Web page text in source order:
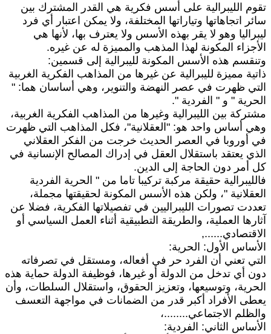
الليبرالية على أسس فكرية هي القدر المشترك بين
اتجاهاتها وتياراتها المختلفة، ولا يمكن اعتبار أي فرد
وهو لا يقر بهذه الأسس ولا يعترف بها، لأنها هي
المكونة لهذا المذهب والمميزة له عن غيره.
هذه الأسس المكونة لليبرالية إلى قسمين:
مميزة لليبرالية عن غيرها من المذاهب الفكرية الغربية
ظهرت في عصر النهضة والتنوير، وهي أساسان هما: "
" و " الفردية ".
بين الليبرالية وغيرها من المذاهب الفكرية الغربية،
أساس واحد هو: "العقلانية"، فكل المذاهب التي ظهرت
أوروبا في العصر الحديث خرجت من الفكر العقلاني
يعتقد باستقلال العقل في إدراك المصالح الإنسانية في
أمر دون الحاجة إلى الدين.
حقيقة مركبة تركيبا تاما من " الحرية الفردية
"، ولكن هذه الأسس المكونة لحقيقتها مجملة،
تصورات الليبراليين في تفصيلاتها الفكرية، فضلا عن
العملية، والطريقة التطبيقية أثناء العمل السياسي أو
الأول: الحرية:
تعني أن الفرد حر في أفعاله، ومستقل في تصرفاته
أي تدخل من الدولة أو غيرها، فوظيفة الدولة حماية هذه
وتوسيعها، وتعزيز الحقوق، واستقلال السلطات، وأن
الأفراد أكبر قدر من الضمانات في مواجهة التعسف
الاجتماعي........،
الثاني: الفردية: